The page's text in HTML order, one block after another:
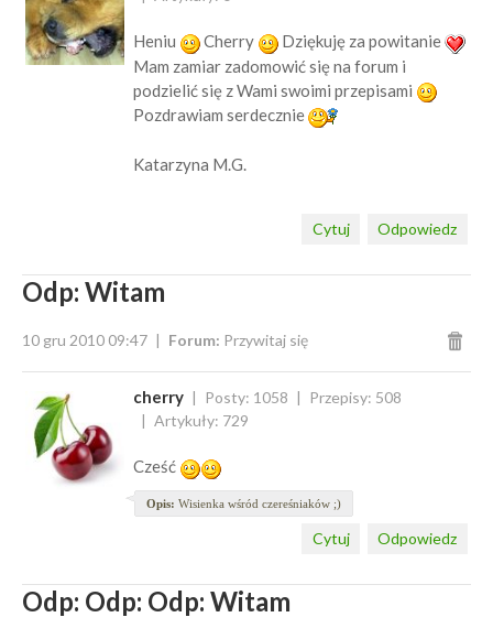
Heniu Cherry
Dziękuję za powitanie
Mam zamiar zadomowić się na forum i
podzielić się z Wami swoimi przepisami
Pozdrawiam serdecznie
Katarzyna M.G.
Odpowiedz
Cytuj
Odp: Witam
10 gru 2010 09:47 Forum: Przywitaj się
cherry Posty: 1058
Przepisy: 508
Artykuły: 729
Cześć
Opis: Wisienka wśród czereśniaków ;)
Odpowiedz
Cytuj
Odp: Odp: Odp: Witam